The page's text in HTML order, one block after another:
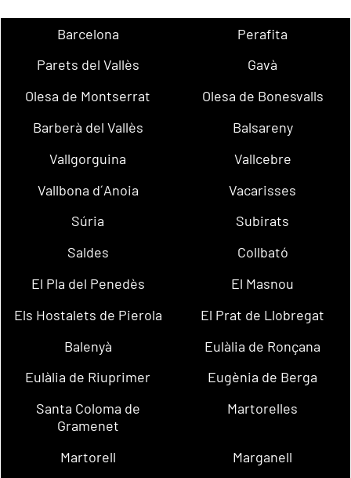
Barcelona
Perafita
Parets del Vallès
Gavà
Olesa de Montserrat
Olesa de Bonesvalls
Barberà del Vallès
Balsareny
Vallgorguina
Vallcebre
Vallbona d´Anoia
Vacarisses
Súria
Subirats
Saldes
Collbató
El Pla del Penedès
El Masnou
Els Hostalets de Pierola
El Prat de Llobregat
Balenyà
Eulàlia de Ronçana
Eulàlia de Riuprimer
Eugènia de Berga
Santa Coloma de
Gramenet
Martorelles
Martorell
Marganell